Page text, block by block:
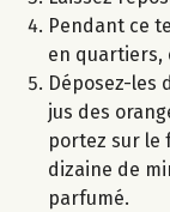
Pendant ce
en quartiers,
Déposez-les
jus des
portez sur le
dizaine de
parfumé.